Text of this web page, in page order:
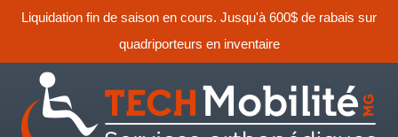
Liquidation fin de saison en cours. Jusqu'à 600$ de rabais sur
quadriporteurs en inventaire